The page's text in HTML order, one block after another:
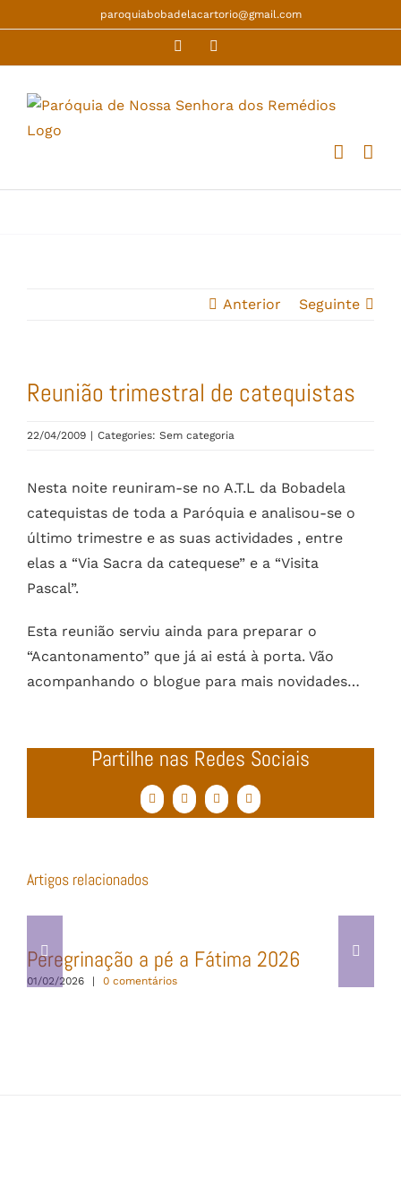
content
paroquiabobadelacartorio@gmail.com
Facebook
Anterior Seguinte
Reunião trimestral de catequistas
22/04/2009 | Categories: Sem categoria
Nesta noite reuniram-se no A.T.L da Bobadela
catequistas de toda a Paróquia e analisou-se o
último trimestre e as suas actividades , entre
elas a “Via Sacra da catequese” e a “Visita
Pascal”.
Esta reunião serviu ainda para preparar o
“Acantonamento” que já ai está à porta. Vão
acompanhando o blogue para mais novidades…
Partilhe nas Redes Sociais
FacebookTwitterWhatsApp
Email
(necessário
Artigos relacionados
Peregrinação a pé a Fátima 2026
01/02/2026 | 0 comentários